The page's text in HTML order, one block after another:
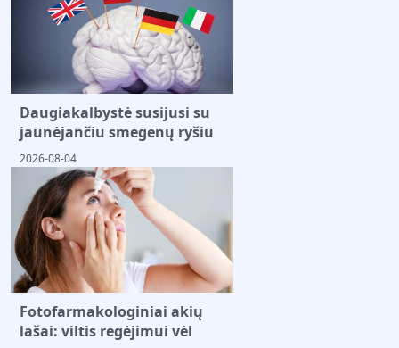
Daugiakalbystė susijusi su
jaunėjančiu smegenų ryšiu
2026-08-04
Fotofarmakologiniai akių
lašai: viltis regėjimui vėl